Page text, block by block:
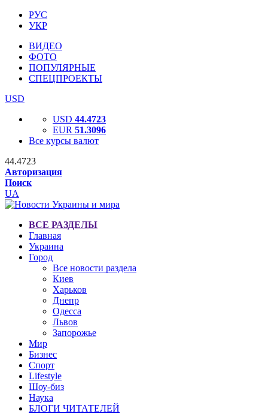
РУС
УКР
ВИДЕО
ФОТО
ПОПУЛЯРНЫЕ
СПЕЦПРОЕКТЫ
USD
USD 44.4723
EUR 51.3096
Все курсы валют
44.4723
Авторизация
Поиск
UA
ВСЕ РАЗДЕЛЫ
Главная
Украина
Город
Все новости раздела
Киев
Харьков
Днепр
Одесса
Львов
Запорожье
Мир
Бизнес
Спорт
Lifestyle
Шоу-биз
Наука
БЛОГИ ЧИТАТЕЛЕЙ